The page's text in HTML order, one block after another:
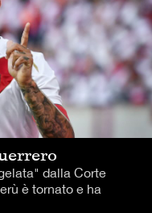
dalla Corte
è tornato e ha